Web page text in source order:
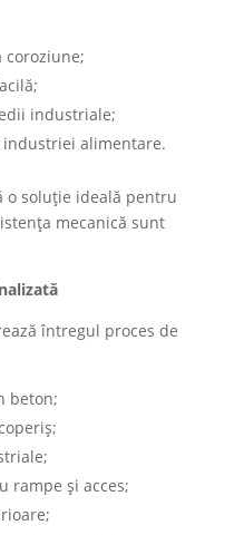
coroziune;
industriale;
alimentare.
o soluție ideală pentru
mecanică sunt
întregul proces de
beton;
rampe și acces;